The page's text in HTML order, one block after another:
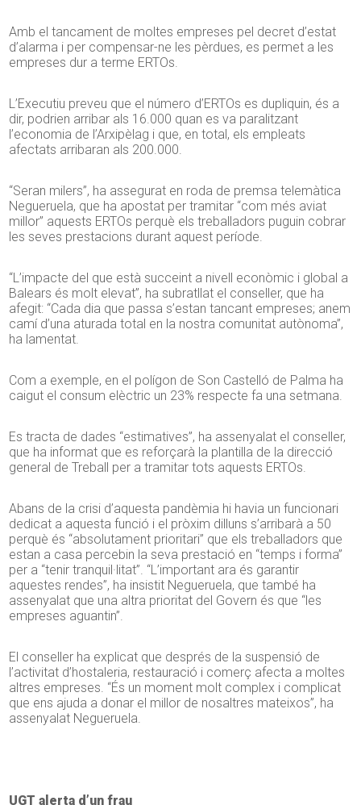
Amb el tancament de moltes empreses pel decret d’estat
d’alarma i per compensar-ne les pèrdues, es permet a les
empreses dur a terme ERTOs.
L’Executiu preveu que el número d’ERTOs es dupliquin, és a
dir, podrien arribar als 16.000 quan es va paralitzant
l’economia de l’Arxipèlag i que, en total, els empleats
afectats arribaran als 200.000.
“Seran milers”, ha assegurat en roda de premsa telemàtica
Negueruela, que ha apostat per tramitar “com més aviat
millor” aquests ERTOs perquè els treballadors puguin cobrar
les seves prestacions durant aquest període.
“L’impacte del que està succeint a nivell econòmic i global a
Balears és molt elevat”, ha subratllat el conseller, que ha
afegit: “Cada dia que passa s’estan tancant empreses; anem
camí d’una aturada total en la nostra comunitat autònoma”,
ha lamentat.
Com a exemple, en el polígon de Son Castelló de Palma ha
caigut el consum elèctric un 23% respecte fa una setmana.
Es tracta de dades “estimatives”, ha assenyalat el conseller,
que ha informat que es reforçarà la plantilla de la direcció
general de Treball per a tramitar tots aquests ERTOs.
Abans de la crisi d’aquesta pandèmia hi havia un funcionari
dedicat a aquesta funció i el pròxim dilluns s’arribarà a 50
perquè és “absolutament prioritari” que els treballadors que
estan a casa percebin la seva prestació en “temps i forma”
per a “tenir tranquil·litat”. “L’important ara és garantir
aquestes rendes”, ha insistit Negueruela, que també ha
assenyalat que una altra prioritat del Govern és que “les
empreses aguantin”.
El conseller ha explicat que després de la suspensió de
l’activitat d’hostaleria, restauració i comerç afecta a moltes
altres empreses. “És un moment molt complex i complicat
que ens ajuda a donar el millor de nosaltres mateixos”, ha
assenyalat Negueruela.
UGT alerta d’un frau